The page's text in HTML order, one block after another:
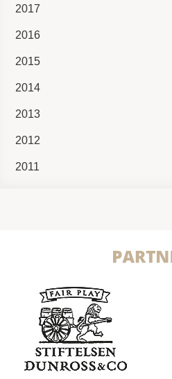
2017
2016
2015
2014
2013
2012
2011